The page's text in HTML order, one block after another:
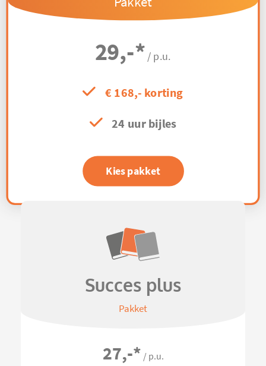
29,-* / p.u.
€ 168,- korting
24 uur bijles
Kies pakket
Succes plus
Pakket
27,-* / p.u.